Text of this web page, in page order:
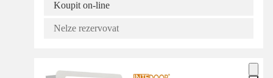
Koupit on-line
Nelze rezervovat